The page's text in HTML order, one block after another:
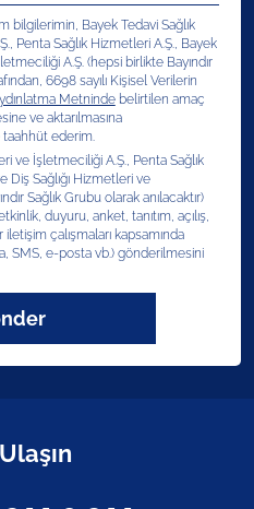
bilgilerimin, Bayek Tedavi Sağlık
Penta Sağlık Hizmetleri A.Ş., Bayek
A.Ş. (hepsi birlikte Bayındır
6698 sayılı Kişisel Verilerin
Metnindebelirtilen amaç
ve aktarılmasına
ederim.
ve İşletmeciliği A.Ş., Penta Sağlık
Diş Sağlığı Hizmetleri ve
Sağlık Grubu olarak anılacaktır)
duyuru, anket, tanıtım, açılış,
çalışmaları kapsamında
SMS, e-posta vb.) gönderilmesini